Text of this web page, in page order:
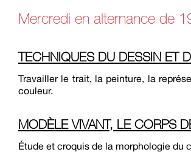
Mercredi en alternance de
TECHNIQUES DU DESSIN ET
Travailler le trait, la peinture, la
couleur.
MODÈLE VIVANT, LE CORPS
Étude et croquis de la morphologie du